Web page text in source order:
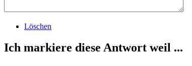
Löschen
Ich markiere diese Antwort weil ...